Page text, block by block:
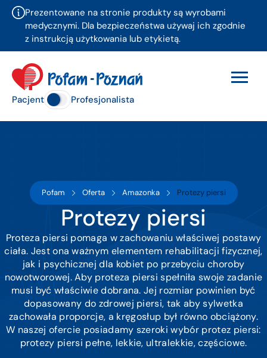
Prezentowane na stronie produkty są wyrobami
medycznymi. Dla bezpieczeństwa używaj ich zgodnie
z instrukcją użytkowania lub etykietą.
Pacjent Profesjonalista
Pofam Oferta Amazonka Protezy piersi
Protezy piersi
Proteza piersi pomaga w zachowaniu właściwej postawy
ciała. Jest ona ważnym elementem rehabilitacji fizycznej,
jak i psychicznej dla kobiet po przebyciu choroby
nowotworowej. Aby proteza piersi spełniła swoje zadanie
musi być właściwie dobrana. Jej rozmiar powinien być
dopasowany do zdrowej piersi, tak aby sylwetka
zachowała proporcje, a kręgosłup był równo obciążony.
W naszej ofercie posiadamy szeroki wybór protez piersi:
protezy piersi pełne, lekkie, ultralekkie, częściowe.